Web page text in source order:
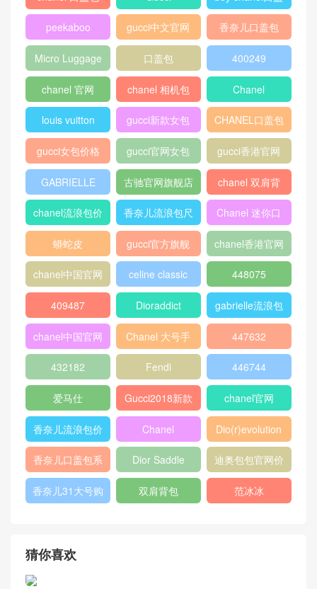
包
peekaboo gucci中文官网
香奈儿口盖包
2018
Micro Luggage 口盖包 400249
chanel 官网 chanel 相机包 Chanel
louis vuitton gucci新款女包 CHANEL口盖包
gucci女包价格 gucci官网女包 gucci香港官网
GABRIELLE 古驰官网旗舰店
chanel 双肩背
包
chanel流浪包价
格
香奈儿流浪包尺
寸
Chanel 迷你口
盖包
蟒蛇皮
gucci官方旗舰
店
chanel香港官网
chanel中国官网
celine classic
box
448075
409487 Dioraddict gabrielle流浪包
chanel中国官网
包
Chanel 大号手
提包
447632
432182 Fendi 446744
爱马仕
Gucci2018新款
女包
chanel官网
香奈儿流浪包价
格
Chanel
Gabrielle小号流
浪包
Dio(r)evolution
香奈儿口盖包系
列
Dior Saddle
Bag
迪奥包包官网价
格
香奈儿31大号购
双肩背包 范冰冰
猜你喜欢